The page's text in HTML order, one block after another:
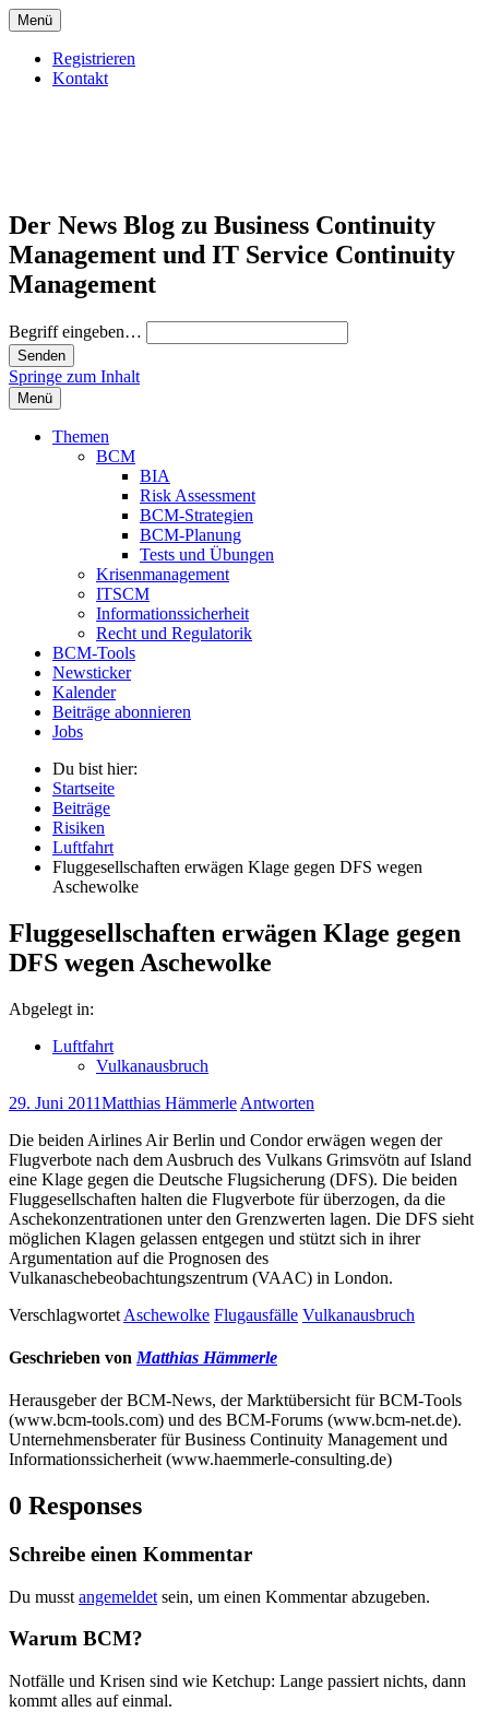
Menü
Registrieren
Kontakt
Der News Blog zu Business Continuity
Management und IT Service Continuity
Management
Begriff eingeben…
Springe zum Inhalt
Menü
Themen
BCM
BIA
Risk Assessment
BCM-Strategien
BCM-Planung
Tests und Übungen
Krisenmanagement
ITSCM
Informationssicherheit
Recht und Regulatorik
BCM-Tools
Newsticker
Kalender
Beiträge abonnieren
Jobs
Du bist hier:
Startseite
Beiträge
Risiken
Luftfahrt
Fluggesellschaften erwägen Klage gegen DFS wegen
Aschewolke
Fluggesellschaften erwägen Klage gegen
DFS wegen Aschewolke
Abgelegt in:
Luftfahrt
Vulkanausbruch
29. Juni 2011Matthias Hämmerle Antworten
Die beiden Airlines Air Berlin und Condor erwägen wegen der
Flugverbote nach dem Ausbruch des Vulkans Grimsvötn auf Island
eine Klage gegen die Deutsche Flugsicherung (DFS). Die beiden
Fluggesellschaften halten die Flugverbote für überzogen, da die
Aschekonzentrationen unter den Grenzwerten lagen. Die DFS sieht
möglichen Klagen gelassen entgegen und stützt sich in ihrer
Argumentation auf die Prognosen des
Vulkanaschebeobachtungszentrum (VAAC) in London.
Verschlagwortet Aschewolke Flugausfälle Vulkanausbruch
Geschrieben von Matthias Hämmerle
Herausgeber der BCM-News, der Marktübersicht für BCM-Tools
(www.bcm-tools.com) und des BCM-Forums (www.bcm-net.de).
Unternehmensberater für Business Continuity Management und
Informationssicherheit (www.haemmerle-consulting.de)
0 Responses
Schreibe einen Kommentar
Du musst angemeldet sein, um einen Kommentar abzugeben.
Warum BCM?
Notfälle und Krisen sind wie Ketchup: Lange passiert nichts, dann
kommt alles auf einmal.